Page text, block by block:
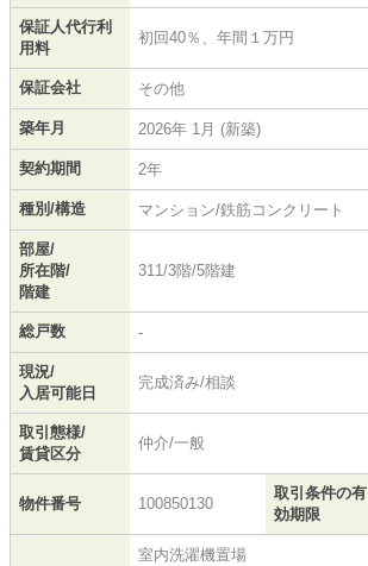
保証人代行利
用料
初回40％、年間１万円
保証会社 その他
築年月 2026年 1月 (新築)
契約期間 2年
種別/構造 マンション/鉄筋コンクリート
部屋/
所在階/
階建
311/3階/5階建
総戸数 -
現況/
入居可能日
完成済み/相談
取引態様/
賃貸区分
仲介/一般
物件番号 100850130
取引条件の有
効期限
室内洗濯機置場